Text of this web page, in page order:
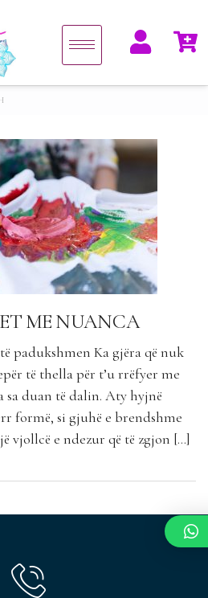
ME NUANCA
padukshmen Ka gjëra që nuk
të thella për t’u rrëfyer me
duan të dalin. Aty hyjnë
formë, si gjuhë e brendshme
vjollcë e ndezur që të zgjon […]